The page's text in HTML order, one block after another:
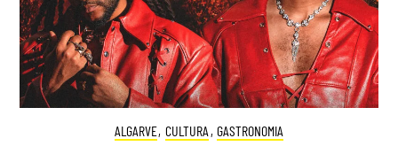
ALGARVE, CULTURA , GASTRONOMIA